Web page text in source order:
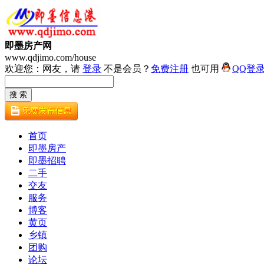
即墨房产网
www.qdjimo.com/house
欢迎您：网友，请 登录 不是会员？ 免费注册 也可用 QQ登
首页
即墨房产
即墨招聘
二手
交友
服务
博客
黄页
乡镇
团购
论坛